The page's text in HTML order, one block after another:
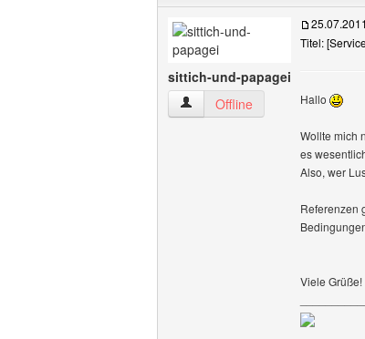
sittich-und-papagei
sittich-und-papagei Benutzer-
Offline
Titel:
Hallo
Wollte mich
es
Also, wer
Referenzen
Viele Grüße!